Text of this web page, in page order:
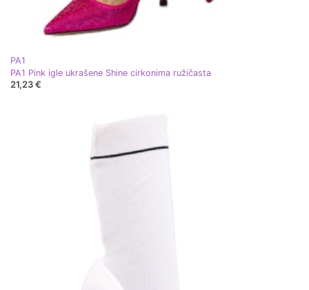
PA1
PA1 Pink igle ukrašene Shine cirkonima ružičasta
21,23 €